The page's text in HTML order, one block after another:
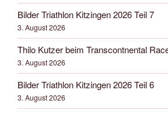
Bilder Triathlon Kitzingen 2026 Teil 7
3. August 2026
Thilo Kutzer beim Transcontnental
3. August 2026
Bilder Triathlon Kitzingen 2026 Teil 6
3. August 2026